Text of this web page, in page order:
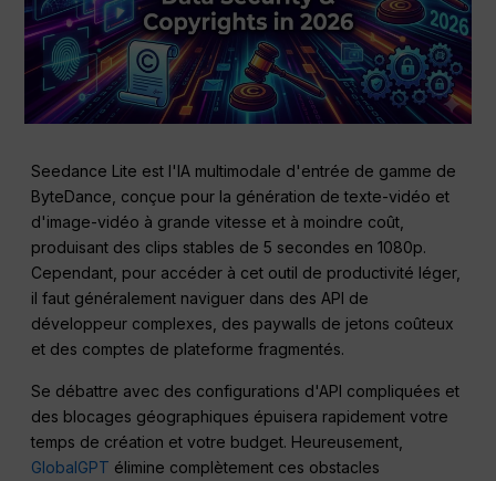
Seedance Lite est l'IA multimodale d'entrée de gamme de
ByteDance, conçue pour la génération de texte-vidéo et
d'image-vidéo à grande vitesse et à moindre coût,
produisant des clips stables de 5 secondes en 1080p.
Cependant, pour accéder à cet outil de productivité léger,
il faut généralement naviguer dans des API de
développeur complexes, des paywalls de jetons coûteux
et des comptes de plateforme fragmentés.
Se débattre avec des configurations d'API compliquées et
des blocages géographiques épuisera rapidement votre
temps de création et votre budget. Heureusement,
GlobalGPT élimine complètement ces obstacles